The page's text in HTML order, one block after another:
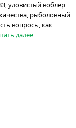
уловистый воблер
рыболовный
вопросы, как
далее...